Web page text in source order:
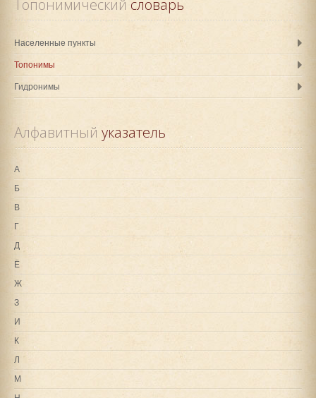
Топонимический словарь
Населенные пункты
Топонимы
Гидронимы
Алфавитный указатель
А
Б
В
Г
Д
Ё
Ж
З
И
К
Л
М